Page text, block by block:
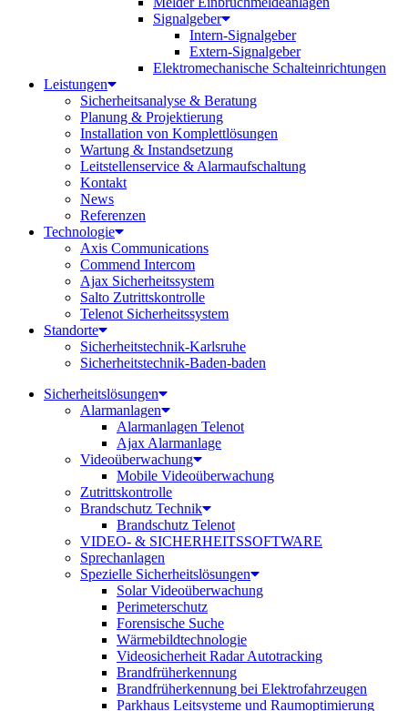
Signalgeber
Intern-Signalgeber
Extern-Signalgeber
Elektromechanische Schalteinrichtungen
Leistungen
Sicherheitsanalyse & Beratung
Planung & Projektierung​
Installation von Komplettlösungen
Wartung & Instandsetzung
Leitstellenservice & Alarmaufschaltung
Kontakt
News
Referenzen
Technologie
Axis Communications
Commend Intercom
Ajax Sicherheitssystem​
Salto Zutrittskontrolle
Telenot Sicherheitssystem
Standorte
Sicherheitstechnik-Karlsruhe
Sicherheitstechnik-Baden-baden
Sicherheitslösungen
Alarmanlagen
Alarmanlagen Telenot
Ajax Alarmanlage
Videoüberwachung
Mobile Videoüberwachung
Zutrittskontrolle
Brandschutz Technik
Brandschutz Telenot
VIDEO- & SICHERHEITSSOFTWARE
Sprechanlagen
Spezielle Sicherheitslösungen
Solar Videoüberwachung
Perimeterschutz
Forensische Suche
Wärmebildtechnologie
Videosicherheit Radar Autotracking​
Brandfrüherkennung
Brandfrüherkennung bei Elektrofahrzeugen
Parkhaus Leitsysteme und Raumoptimierung